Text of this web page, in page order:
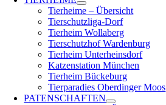
Tierheime – Übersicht
Tierschutzliga-Dorf
Tierheim Wollaberg
Tierschutzhof Wardenburg
Tierheim Unterheinsdorf
Katzenstation München
Tierheim Bückeburg
Tierparadies Oberdinger Moos
PATENSCHAFTEN